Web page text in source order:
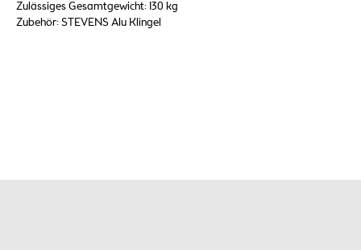
Zulässiges Gesamtgewicht: 130 kg
Zubehör: STEVENS Alu Klingel